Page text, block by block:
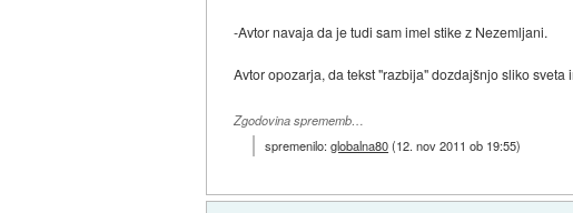
-Avtor navaja da je tudi sam imel stike z Nezemljani.
Avtor opozarja, da tekst "razbija" dozdajšnjo sliko
Zgodovina sprememb…
spremenilo:globalna80(12. nov 2011 ob 19:55)